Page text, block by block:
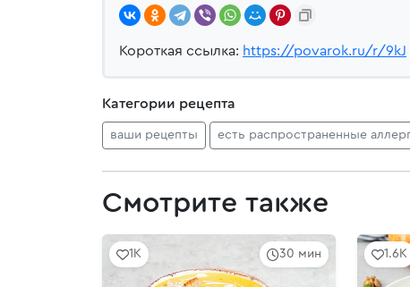
Короткая ссылка: https://povarok.ru/r/9kJ
Категории рецепта
ваши рецепты есть распространенные
Смотрите также
30 мин
1K 1.6K